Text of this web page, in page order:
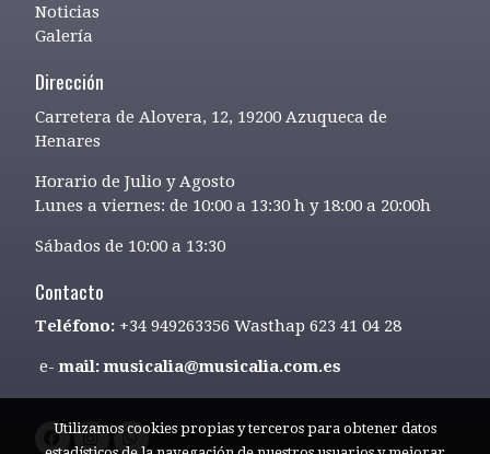
Noticias
Galería
Dirección
Carretera de Alovera, 12, 19200 Azuqueca de
Henares
Horario de Julio y Agosto
Lunes a viernes: de 10:00 a 13:30 h y 18:00 a 20:00h
Sábados de 10:00 a 13:30
Contacto
Teléfono: +34 949263356 Wasthap 623 41 04 28
e-mail: musicalia@musicalia.com.es
Utilizamos cookies propias y terceros para obtener datos